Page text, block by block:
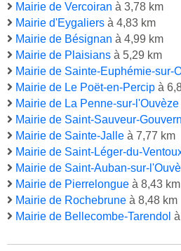
Mairie de Vercoiran à 3,78 km
Mairie d'Eygaliers à 4,83 km
Mairie de Bésignan à 4,99 km
Mairie de Plaisians à 5,29 km
Mairie de Sainte-Euphémie-sur-
Mairie de Le Poët-en-Percip à
Mairie de La Penne-sur-l'Ouvèze
Mairie de Saint-Sauveur-
Mairie de Sainte-Jalle à 7,77 km
Mairie de Saint-Léger-du-
Mairie de Saint-Auban-sur-
Mairie de Pierrelongue à 8,43 km
Mairie de Rochebrune à 8,48 km
Mairie de Bellecombe-Tarendol